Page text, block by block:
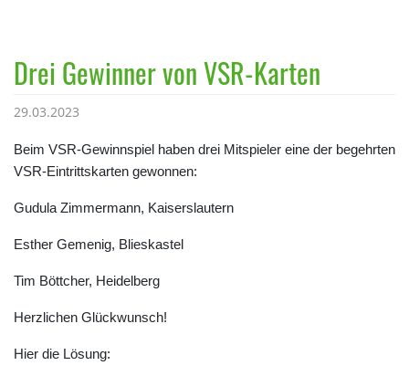
Drei Gewinner von VSR-Karten
29.03.2023
Beim VSR-Gewinnspiel haben drei Mitspieler eine der begehrten
VSR-Eintrittskarten gewonnen:
Gudula Zimmermann, Kaiserslautern
Esther Gemenig, Blieskastel
Tim Böttcher, Heidelberg
Herzlichen Glückwunsch!
Hier die Lösung: